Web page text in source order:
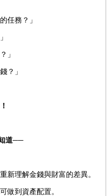
任務？」
」
？」
道──
理解金錢與財富的差異。
做到資產配置。